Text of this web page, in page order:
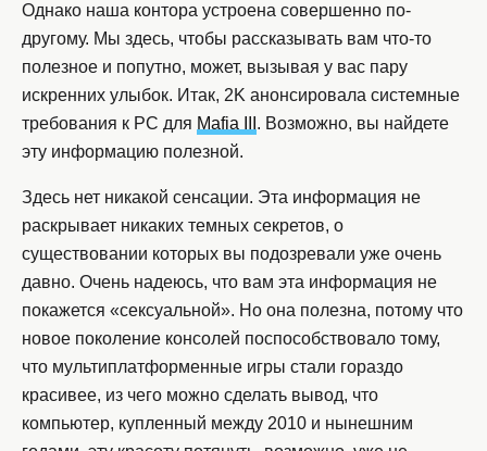
Однако наша контора устроена совершенно по-
другому. Мы здесь, чтобы рассказывать вам что-то
полезное и попутно, может, вызывая у вас пару
искренних улыбок. Итак, 2K анонсировала системные
требования к PC для Mafia III . Возможно, вы найдете
эту информацию полезной.
Здесь нет никакой сенсации. Эта информация не
раскрывает никаких темных секретов, о
существовании которых вы подозревали уже очень
давно. Очень надеюсь, что вам эта информация не
покажется «сексуальной». Но она полезна, потому что
новое поколение консолей поспособствовало тому,
что мультиплатформенные игры стали гораздо
красивее, из чего можно сделать вывод, что
компьютер, купленный между 2010 и нынешним